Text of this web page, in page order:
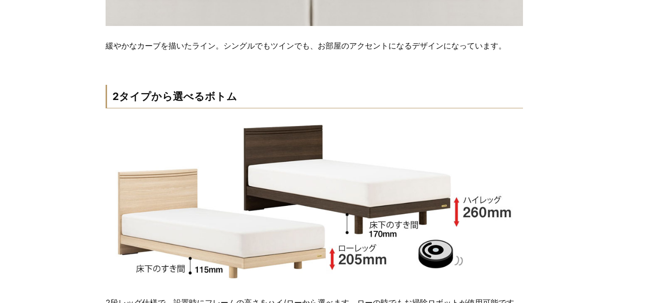
緩やかなカーブを描いたライン。シングルでもツインでも、お部屋のアクセントになるデザインになっています。
2タイプから選べるボトム